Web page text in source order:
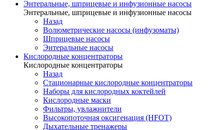
Энтеральные, шприцевые и инфузионные насосы
Энтеральные, шприцевые и инфузионные насосы
Назад
Волюметрические насосы (инфузоматы)
Шприцевые насосы
Энтеральные насосы
Кислородные концентраторы
Кислородные концентраторы
Назад
Стационарные кислородные концентраторы
Наборы для кислородных коктейлей
Кислородные маски
Фильтры, увлажнители
Высокопоточная оксигенация (HFOT)
Дыхательные тренажеры